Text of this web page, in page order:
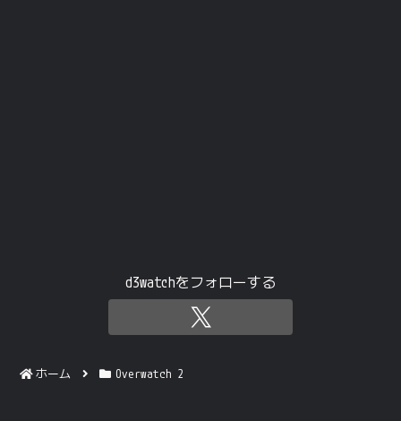
d3watchをフォローする
ホーム Overwatch 2